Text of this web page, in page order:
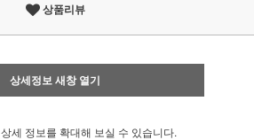
상품리뷰
상세정보 새창 열기
상세 정보를 확대해 보실 수 있습니다.